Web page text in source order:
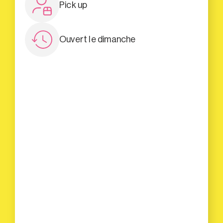
Pick up
Ouvert le dimanche